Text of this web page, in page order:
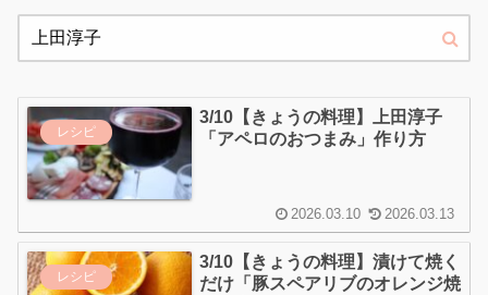
レシピ
3/10【きょうの料理】上田淳子
「アペロのおつまみ」作り方
2026.03.10 2026.03.13
レシピ
3/10【きょうの料理】漬けて焼く
だけ「豚スペアリブのオレンジ焼